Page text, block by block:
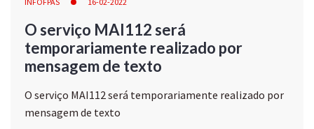
O serviço MAI112 será
temporariamente realizado por
mensagem de texto
O serviço MAI112 será temporariamente realizado por
mensagem de texto